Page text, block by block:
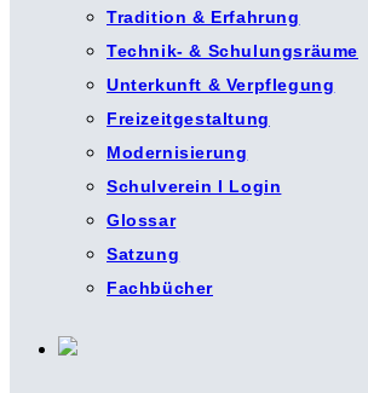
Tradition & Erfahrung
Technik- & Schulungsräume
Unterkunft & Verpflegung
Freizeitgestaltung
Modernisierung
Schulverein I Login
Glossar
Satzung
Fachbücher